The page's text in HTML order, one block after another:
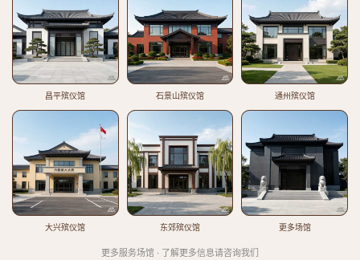
昌平殡仪馆 石景山殡仪馆 通州殡仪馆
大兴殡仪馆 东郊殡仪馆 更多场馆
更多服务场馆 · 了解更多信息请咨询我们